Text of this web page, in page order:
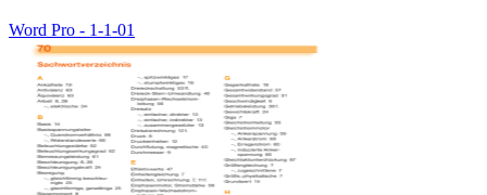
Word Pro - 1-1-01